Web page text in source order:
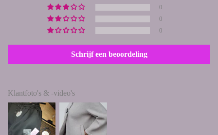
0
0
0
Schrijf een beoordeling
Klantfoto's & -video's